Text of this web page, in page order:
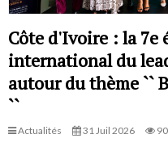
Côte d'Ivoire : la
international du
autour du thème ``
``
Actualités 31 Juil 2026